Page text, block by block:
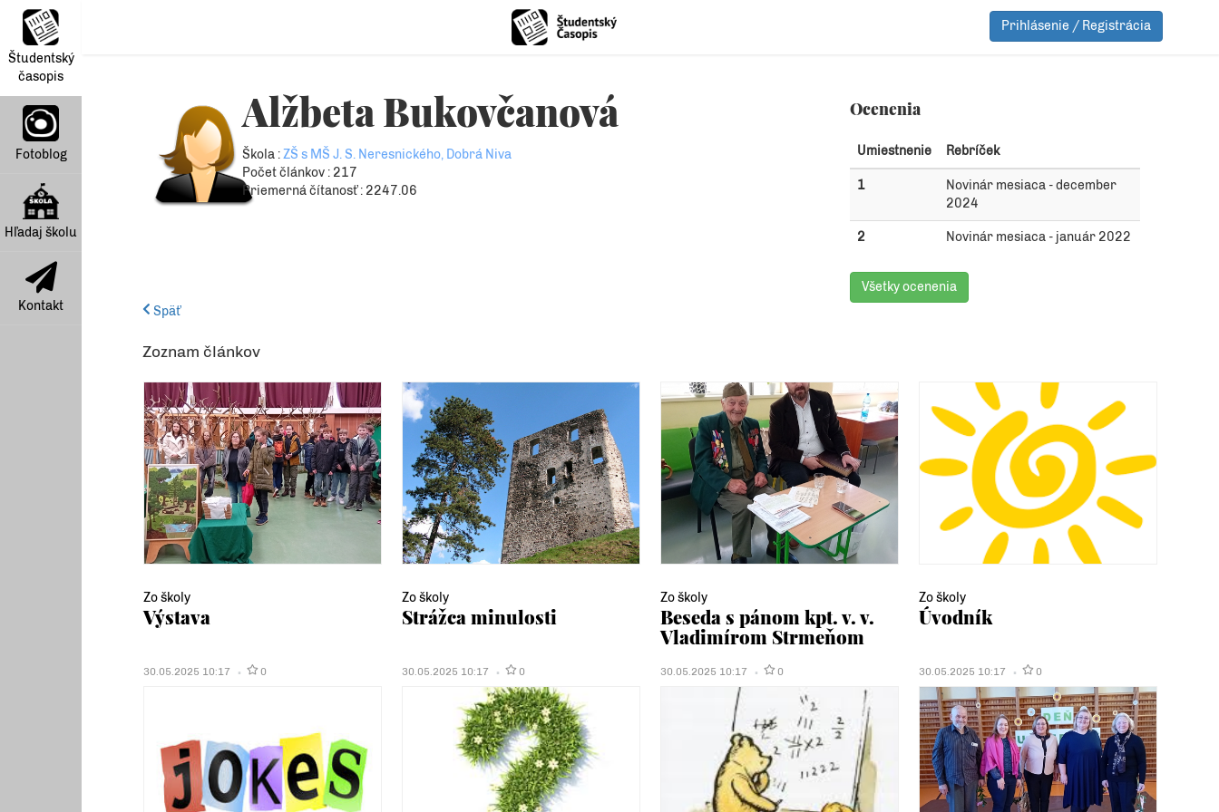
Študentský
časopis
Fotoblog
Hľadaj školu
Kontakt
Prihlásenie / Registrácia
Alžbeta Bukovčanová
Škola :ZŠ s MŠ J. S. Neresnického, Dobrá Niva
Počet článkov : 217
Priemerná čítanosť : 2247.06
Ocenenia
Umiestnenie Rebríček
1
Novinár mesiaca - december
2024
2 Novinár mesiaca - január 2022
Všetky ocenenia
Späť
Zoznam článkov
Zo školy
Výstava
30.05.2025 10:17 0
Zo školy
Strážca minulosti
30.05.2025 10:17 0
Zo školy
Beseda s pánom kpt. v. v.
Vladimírom Strmeňom
30.05.2025 10:17 0
Zo školy
Úvodník
30.05.2025 10:17 0